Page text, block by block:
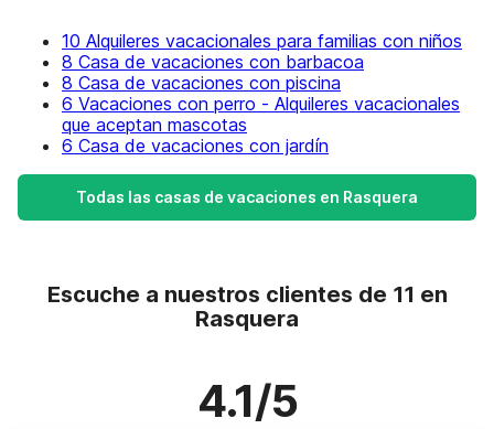
10 Alquileres vacacionales para familias con niños
8 Casa de vacaciones con barbacoa
8 Casa de vacaciones con piscina
6 Vacaciones con perro - Alquileres vacacionales
que aceptan mascotas
6 Casa de vacaciones con jardín
Todas las casas de vacaciones en Rasquera
Escuche a nuestros clientes de 11 en
Rasquera
4.1/5